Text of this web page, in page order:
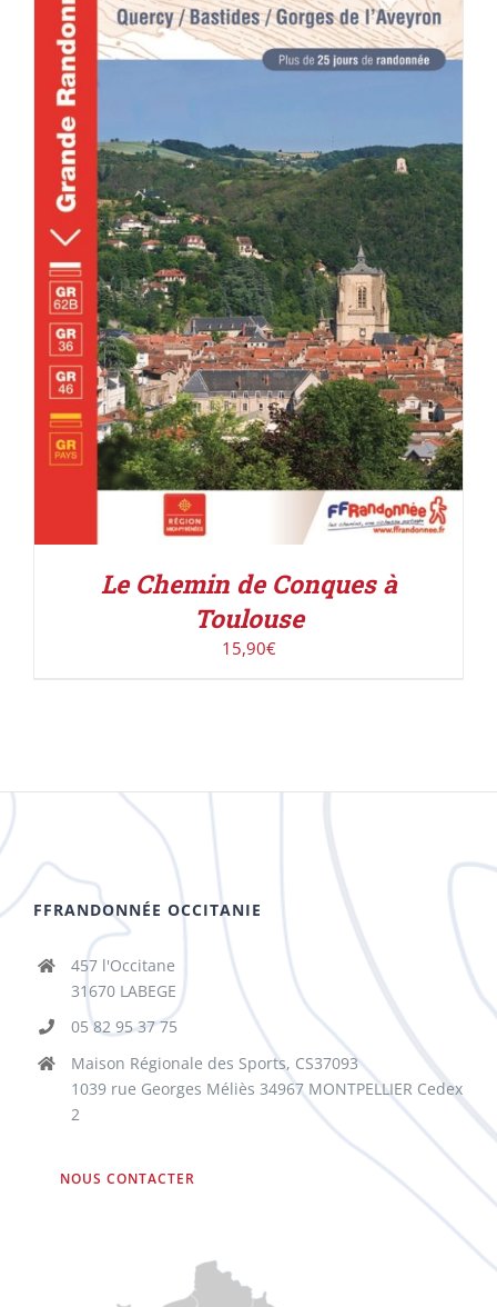
DÉTAILS
Le Chemin de Conques à
Toulouse
15,90€
FFRANDONNÉE OCCITANIE
457 l'Occitane
31670 LABEGE
05 82 95 37 75
Maison Régionale des Sports, CS37093
1039 rue Georges Méliès 34967 MONTPELLIER Cedex
2
NOUS CONTACTER